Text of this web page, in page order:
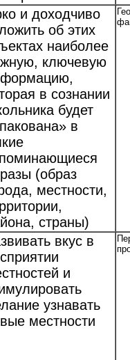
и доходчиво
об этих
наиболее
ключевую
в сознании
будет
в
(образ
местности,
страны)
вкус в
и
узнавать
местности